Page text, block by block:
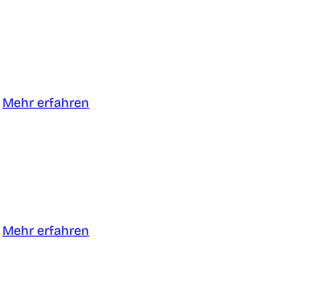
Mehr erfahren
Mehr erfahren